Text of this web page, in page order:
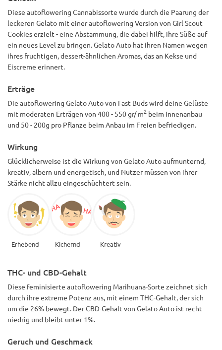
Diese autoflowering Cannabissorte wurde durch die Paarung der
leckeren Gelato mit einer autoflowering Version von Girl Scout
Cookies erzielt - eine Abstammung, die dabei hilft, ihre Süße auf
ein neues Level zu bringen. Gelato Auto hat ihren Namen wegen
ihres fruchtigen, dessert-ähnlichen Aromas, das an Kekse und
Eiscreme erinnert.
Erträge
Die autoflowering Gelato Auto von Fast Buds wird deine Gelüste
mit moderaten Erträgen von 400 - 550 gr/ m2 beim Innenanbau
und 50 - 200g pro Pflanze beim Anbau im Freien befriedigen.
Wirkung
Glücklicherweise ist die Wirkung von Gelato Auto aufmunternd,
kreativ, albern und energetisch, und Nutzer müssen von ihrer
Stärke nicht allzu eingeschüchtert sein.
Erhebend Kichernd Kreativ
THC- und CBD-Gehalt
Diese feminisierte autoflowering Marihuana-Sorte zeichnet sich
durch ihre extreme Potenz aus, mit einem THC-Gehalt, der sich
um die 26% bewegt. Der CBD-Gehalt von Gelato Auto ist recht
niedrig und bleibt unter 1%.
Geruch und Geschmack